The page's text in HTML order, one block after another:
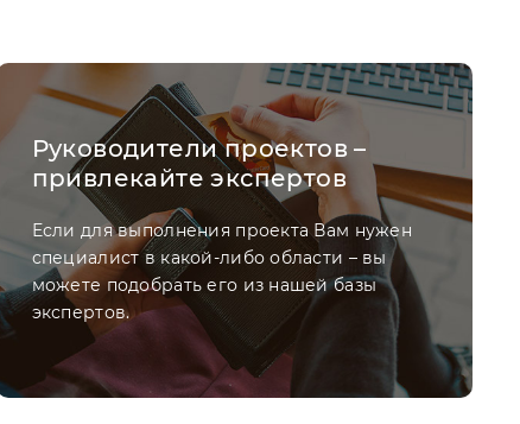
Руководители проектов –
привлекайте экспертов
Если для выполнения проекта Вам нужен
специалист в какой-либо области – вы
можете подобрать его из нашей базы
экспертов.